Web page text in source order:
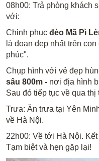
08h00: Trả phòng khách
với:
Chinh phụcđèo Mã Pì
là đoạn đẹp nhất trên
phúc".
Chụp hình với vẻ đẹp
sâu 800m - nơi địa hình
Sau đó tiếp tục về qua
Trưa: Ăn trưa tại Yên
về Hà Nội.
22h00: Về tới Hà Nội.
Tạm biệt và hẹn gặp lại!